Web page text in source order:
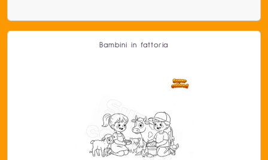
Bambini in fattoria